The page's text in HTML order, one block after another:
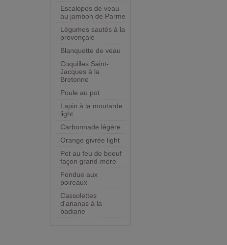
Escalopes de veau
au jambon de Parme
Légumes sautés à la
provençale
Blanquette de veau
Coquilles Saint-
Jacques à la
Bretonne
Poule au pot
Lapin à la moutarde
light
Carbonnade légère
Orange givrée light
Pot au feu de boeuf
façon grand-mère
Fondue aux
poireaux
Cassolettes
d'ananas à la
badiane